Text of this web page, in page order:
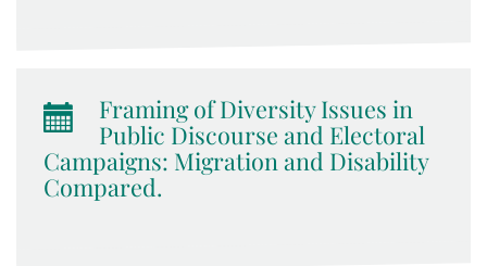
Framing of Diversity Issues in
Public Discourse and Electoral
Campaigns: Migration and Disability
Compared.